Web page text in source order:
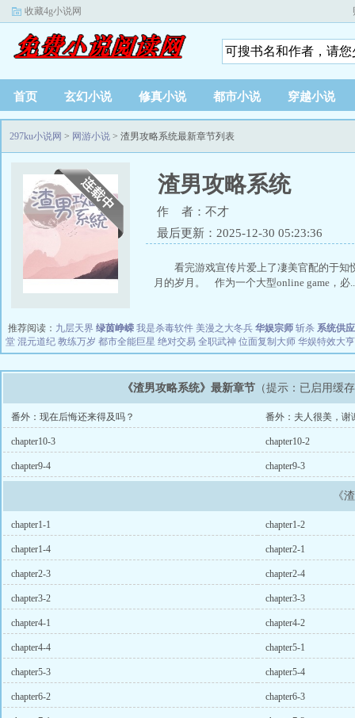
收藏4g小说网
首页 玄幻小说 修真小说 都市小说 穿越小说
297ku小说网 > 网游小说 > 渣男攻略系统最新章节列表
渣男攻略系统
作 者：不才
最后更新：2025-12-30 05:23:36
看完游戏宣传片爱上了凄美官配的于
月的岁月。 作为一个大型online game，必
推荐阅读： 九层天界 绿茵峥嵘 我是杀毒软件 美漫之大冬兵 华娱宗师 斩杀 系统供
堂 混元道纪 教练万岁 都市全能巨星 绝对交易 全职武神 位面复制大师 华娱特效大亨
《渣男攻略系统》最新章节 （提示：已启用缓
番外：现在后悔还来得及吗？ 番外：夫人很美，谢
chapter10-3 chapter10-2
chapter9-4 chapter9-3
《
chapter1-1 chapter1-2
chapter1-4 chapter2-1
chapter2-3 chapter2-4
chapter3-2 chapter3-3
chapter4-1 chapter4-2
chapter4-4 chapter5-1
chapter5-3 chapter5-4
chapter6-2 chapter6-3